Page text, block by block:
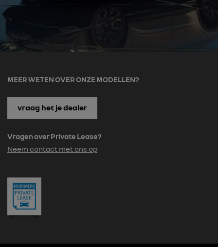
MEER WETEN OVER ONZE MODELLEN?
vraag het je dealer
Vragen over Private Lease?
Neem contact met ons op